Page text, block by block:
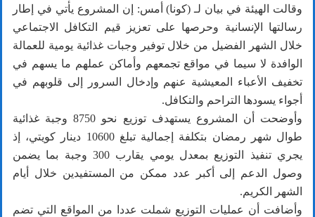
وقالت الهيئة في بيان لـ (كونا) أمس: إن المشروع يأتي في إطار
رسالتها الإنسانية وحرصها على تعزيز قيم التكافل الاجتماعي
خلال الشهر الفضيل من خلال توفير وجبات غذائية يومية للعمالة
الوافدة لا سيما في مواقع تجمعهم وأماكن عملهم ما يسهم في
تخفيف الأعباء المعيشية عنهم وإدخال السرور إلى قلوبهم في
أجواء يسودها التراحم والتكافل.
وأوضحت أن المشروع يستهدف توزيع نحو 8750 وجبة غذائية
طوال شهر رمضان بتكلفة إجمالية تبلغ 10600 دينار كويتي، إذ
يجري تنفيذ التوزيع بمعدل يومي يقارب 300 وجبة بما يضمن
وصول الدعم إلى أكبر عدد ممكن من المستفيدين خلال أيام
الشهر الكريم.
وأضافت أن عمليات التوزيع شملت عددا من المواقع التي تضم